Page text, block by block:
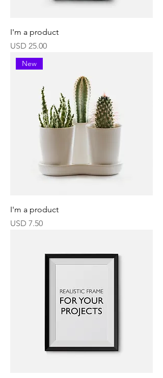
I'm a product
Precio
USD 25.00
New
I'm a product
Precio
USD 7.50